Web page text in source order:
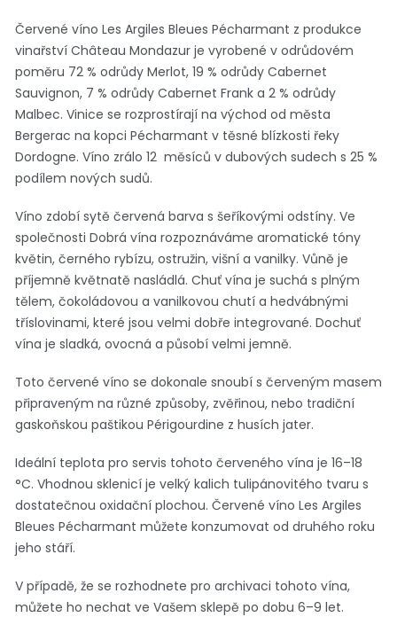
Červené víno Les Argiles Bleues Pécharmant z produkce
vinařství Château Mondazur je vyrobené v odrůdovém
poměru 72 % odrůdy Merlot, 19 % odrůdy Cabernet
Sauvignon, 7 % odrůdy Cabernet Frank a 2 % odrůdy
Malbec. Vinice se rozprostírají na východ od města
Bergerac na kopci Pécharmant v těsné blízkosti řeky
Dordogne. Víno zrálo 12 měsíců v dubových sudech s 25 %
podílem nových sudů.
Víno zdobí sytě červená barva s šeříkovými odstíny. Ve
společnosti Dobrá vína rozpoznáváme aromatické tóny
květin, černého rybízu, ostružin, višní a vanilky. Vůně je
příjemně květnatě nasládlá. Chuť vína je suchá s plným
tělem, čokoládovou a vanilkovou chutí a hedvábnými
tříslovinami, které jsou velmi dobře integrované. Dochuť
vína je sladká, ovocná a působí velmi jemně.
Toto červené víno se dokonale snoubí s červeným masem
připraveným na různé způsoby, zvěřinou, nebo tradiční
gaskoňskou paštikou Périgourdine z husích jater.
Ideální teplota pro servis tohoto červeného vína je 16–18
°C. Vhodnou sklenicí je velký kalich tulipánovitého tvaru s
dostatečnou oxidační plochou. Červené víno Les Argiles
Bleues Pécharmant můžete konzumovat od druhého roku
jeho stáří.
V případě, že se rozhodnete pro archivaci tohoto vína,
můžete ho nechat ve Vašem sklepě po dobu 6–9 let.